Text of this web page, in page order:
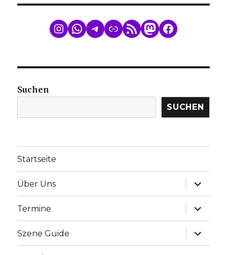
WhatsApp
Telegram
LinkRSS FeedMastodon
Facebook
Suchen
SUCHEN
Startseite
Über Uns
Termine
Szene Guide